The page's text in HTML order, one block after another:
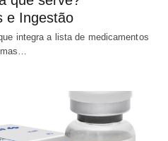
e Ingestão
integra a lista de medicamentos